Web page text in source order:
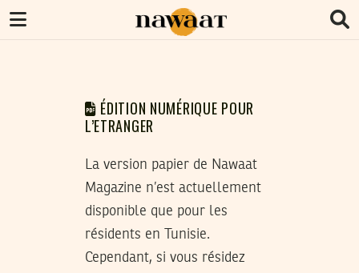
ÉDITION NUMÉRIQUE POUR
L’ETRANGER
La version papier de Nawaat
Magazine n’est actuellement
disponible que pour les
résidents en Tunisie.
Cependant, si vous résidez